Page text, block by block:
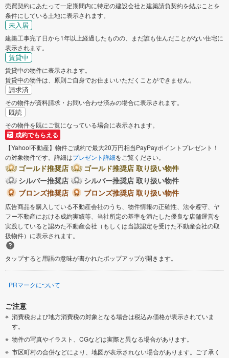
売買契約にあたって一定期間内に特定の建設会社と建築請負契約を結ぶことを
条件にしている土地に表示されます。
未入居
建築工事完了日から1年以上経過したものの、まだ誰も住んだことがない住宅に
表示されます。
賃貸中
賃貸中の物件に表示されます。
賃貸中の物件は、原則ご自身でお住まいいただくことができません。
請求済
その物件が資料請求・お問い合わせ済みの場合に表示されます。
既読
その物件を既にご覧になっている場合に表示されます。
成約でもらえる
【Yahoo!不動産】物件ご成約で最大20万円相当PayPayポイントプレゼント！
の対象物件です。詳細はプレゼント詳細をご覧ください。
ゴールド推奨店
ゴールド推奨店 取り扱い物件
シルバー推奨店
シルバー推奨店 取り扱い物件
ブロンズ推奨店
ブロンズ推奨店 取り扱い物件
広告商品を購入している不動産会社のうち、物件情報の正確性、法令遵守、ヤ
フー不動産における成約実績等、当社所定の基準を満たした優良な店舗運営を
実践していると認めた不動産会社（もしくは当該認定を受けた不動産会社の取
扱物件）に表示されます。
タップすると用語の意味が書かれたポップアップが開きます。
PRマークについて
ご注意
消費税および地方消費税の対象となる場合は税込み価格が表示されていま
す。
物件の写真やイラスト、CGなどは実際と異なる場合があります。
市区町村の合併などにより、地図が表示されない場合があります。ご了承く